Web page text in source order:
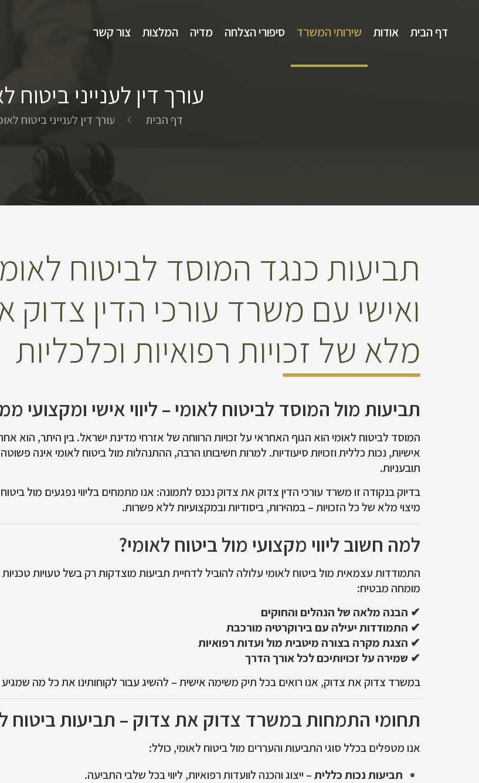
דף הבית אודות שירותי המשרד סיפורי הצלחה מדיה המלצות צור קשר
עורך דין לענייני ביטוח
דף הבית עורך דין לענייני ביטוח
תביעות כנגד המוסד לביטוח
ואישי עם משרד עורכי הדין
מלא של זכויות רפואיות וכלכליות
תביעות מול המוסד לביטוח לאומי – ליווי אישי ומקצועי
המוסד לביטוח לאומי הוא הגוף האחראי על זכויות הרווחה של אזרחי מדינת ישראל. בין היתר, הוא
אישיות, נכות כללית וזכויות סיעודיות. למרות חשיבותו הרבה, ההתנהלות מול ביטוח לאומי אינה
תובעניות.
בדיוק בנקודה זו משרד עורכי הדין צדוק את צדוק נכנס לתמונה: אנו מתמחים בליווי נפגעים מול
מיצוי מלא של כל הזכויות – במהירות, ביסודיות ובמקצועיות ללא פשרות.
למה חשוב ליווי מקצועי מול ביטוח לאומי?
התמודדות עצמאית מול ביטוח לאומי עלולה להוביל לדחיית תביעות מוצדקות רק בשל טעויות
מומחה מבטיח:
✔ הבנה מלאה של הנהלים והחוקים
✔ התמודדות יעילה עם בירוקרטיה מורכבת
✔ הצגת מקרה בצורה מיטבית מול ועדות רפואיות
✔ שמירה על זכויותיכם לכל אורך הדרך
במשרד צדוק את צדוק, אנו רואים בכל תיק משימה אישית – להשיג עבור לקוחותינו את כל מה
תחומי התמחות במשרד צדוק את צדוק – תביעות ביטוח
אנו מטפלים בכלל סוגי התביעות והעררים מול ביטוח לאומי, כולל:
תביעות נכות כללית– ייצוג והכנה לוועדות רפואיות, ליווי בכל שלבי התביעה.